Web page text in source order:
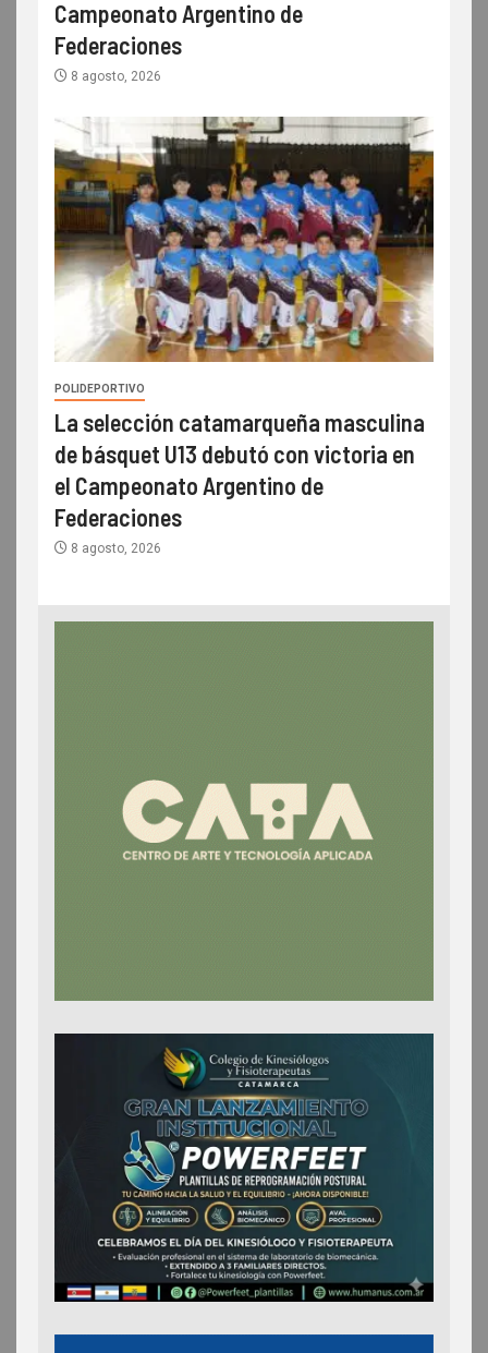
Campeonato Argentino de
Federaciones
8 agosto, 2026
POLIDEPORTIVO
La selección catamarqueña masculina
de básquet U13 debutó con victoria en
el Campeonato Argentino de
Federaciones
8 agosto, 2026